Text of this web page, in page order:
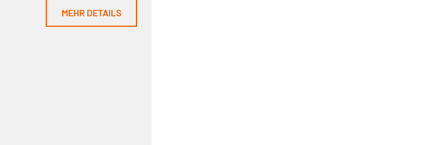
MEHR DETAILS